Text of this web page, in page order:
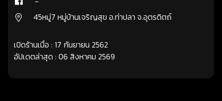
45หมู่7 หมู่บ้านเจริญสุข อ.ท่าปลา จ.อุตรดิตถ์
เปิดร้านเมื่อ : 17 กันยายน 2562
อัปเดตล่าสุด : 06 สิงหาคม 2569